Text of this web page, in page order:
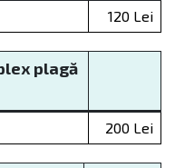
120 Lei
plagă
200 Lei